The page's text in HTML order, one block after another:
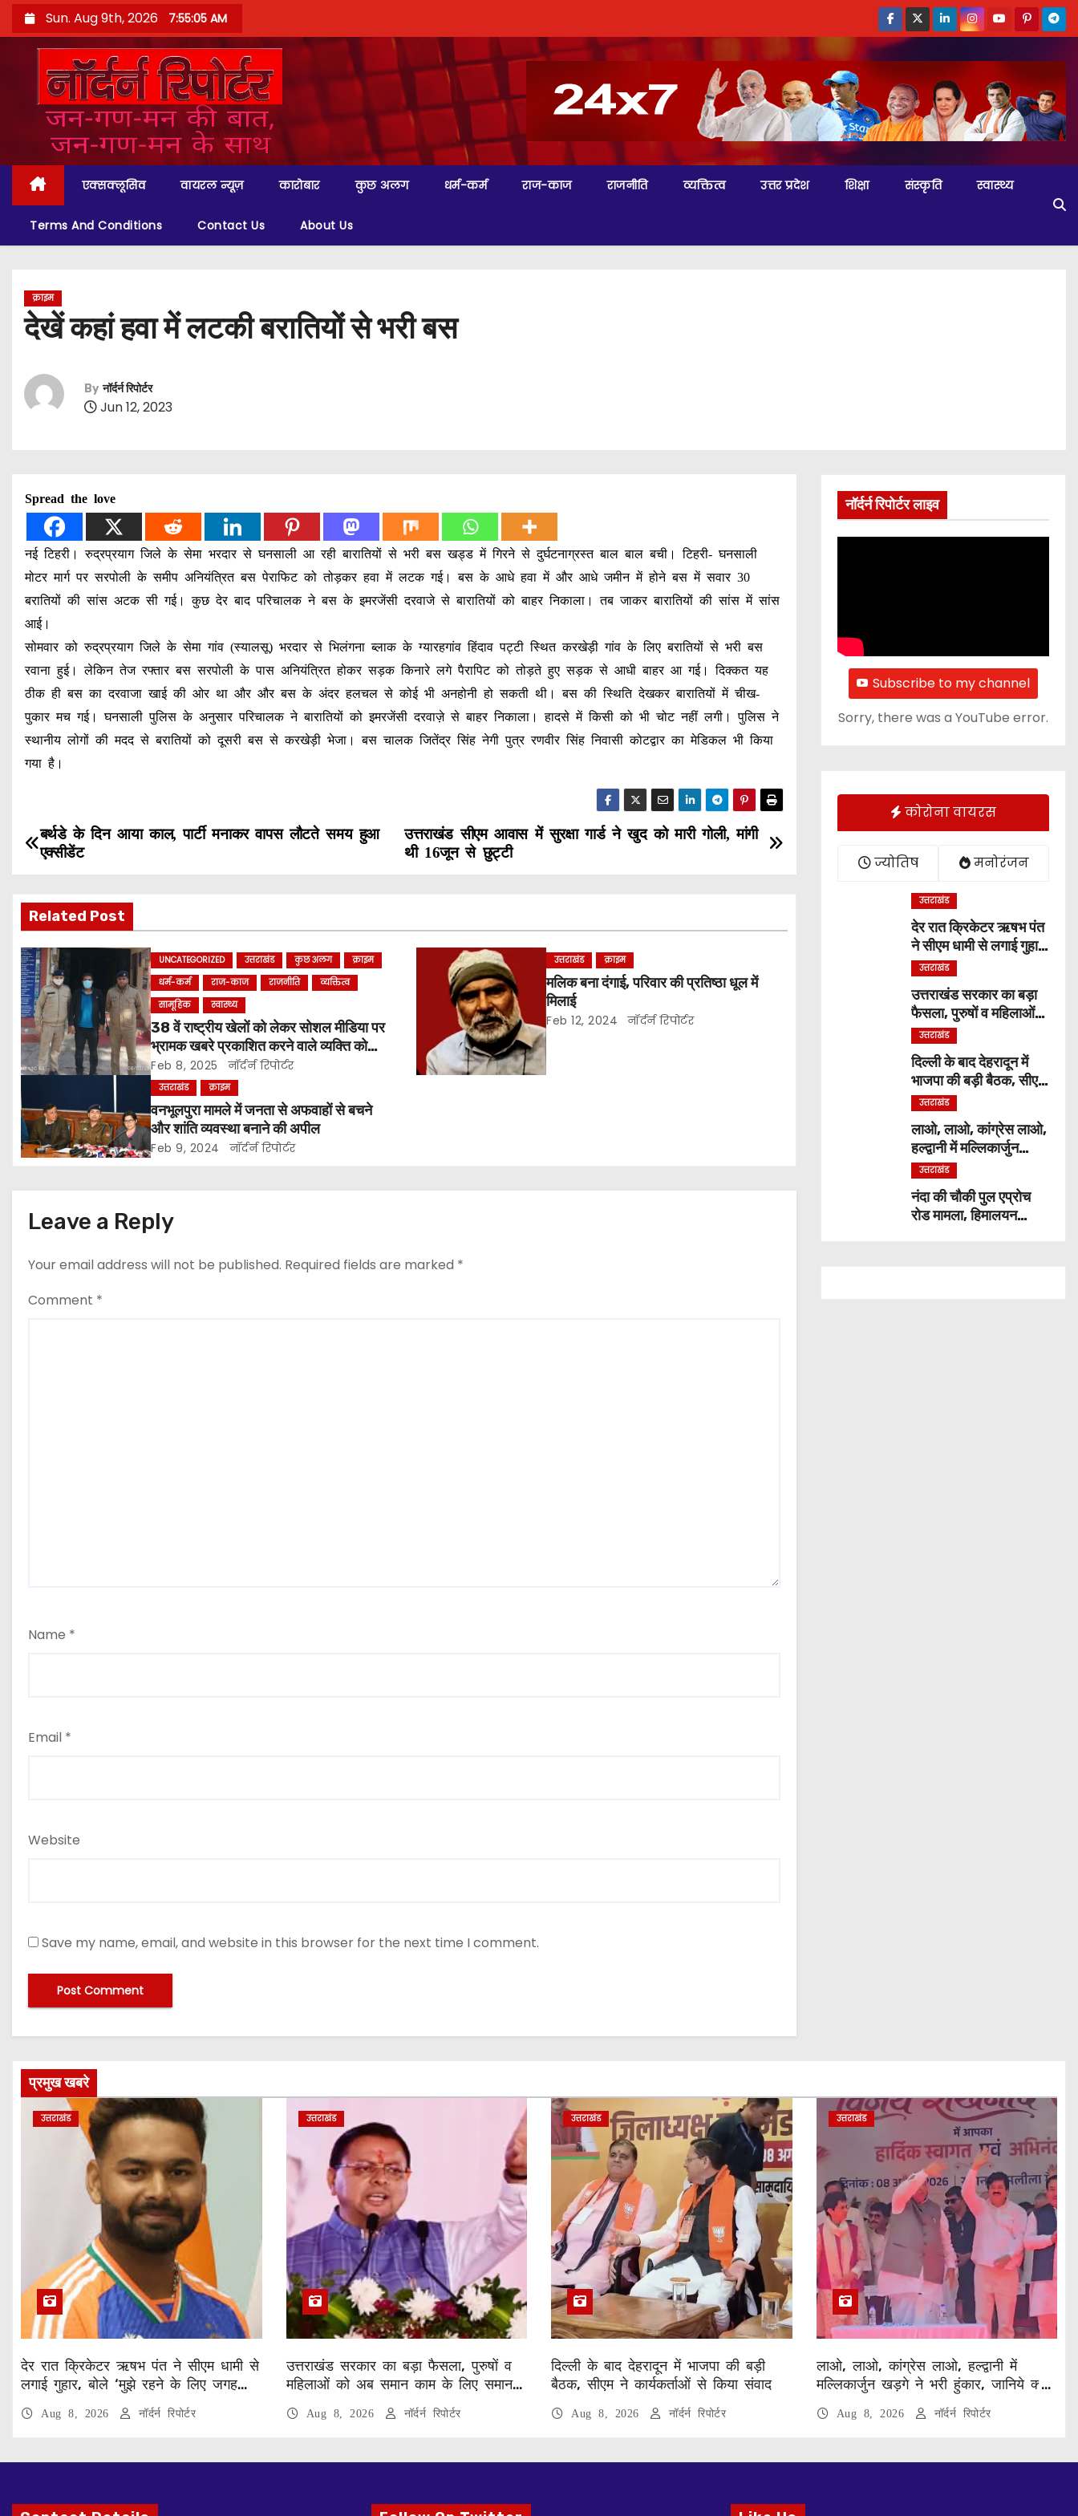
k
o
Sun. Aug 9th, 2026 7:55:06 AM
एक्सक्लूसिव वायरल न्यूज़ कारोबार कुछ अलग धर्म-कर्म राज-काज राजनीति व्यक्तित्व उत्तर प्रदेश शिक्षा संस्कृति स्वास्थ्य
Terms And Conditions Contact Us About Us
क्राइम
देखें कहां हवा में लटकी बरातियों से भरी बस
By नॉर्दर्न रिपोर्टर
Jun 12, 2023
Spread the love
नई टिहरी। रुद्रप्रयाग जिले के सेमा भरदार से घनसाली आ रही बारातियों से भरी बस खड्ड में गिरने से दुर्घटनाग्रस्त बाल बाल बची। टिहरी- घनसाली
मोटर मार्ग पर सरपोली के समीप अनियंत्रित बस पेराफिट को तोड़कर हवा में लटक गई। बस के आधे हवा में और आधे जमीन में होने बस में सवार 30
बरातियों की सांस अटक सी गई। कुछ देर बाद परिचालक ने बस के इमरजेंसी दरवाजे से बारातियों को बाहर निकाला। तब जाकर बारातियों की सांस में सांस
आई।
सोमवार को रुद्रप्रयाग जिले के सेमा गांव (स्यालसू) भरदार से भिलंगना ब्लाक के ग्यारहगांव हिंदाव पट्टी स्थित करखेड़ी गांव के लिए बरातियों से भरी बस
रवाना हुई। लेकिन तेज रफ्तार बस सरपोली के पास अनियंत्रित होकर सड़क किनारे लगे पैरापिट को तोड़ते हुए सड़क से आधी बाहर आ गई। दिक्कत यह
ठीक ही बस का दरवाजा खाई की ओर था और और बस के अंदर हलचल से कोई भी अनहोनी हो सकती थी। बस की स्थिति देखकर बारातियों में चीख-
पुकार मच गई। घनसाली पुलिस के अनुसार परिचालक ने बारातियों को इमरजेंसी दरवाज़े से बाहर निकाला। हादसे में किसी को भी चोट नहीं लगी। पुलिस ने
स्थानीय लोगों की मदद से बरातियों को दूसरी बस से करखेड़ी भेजा। बस चालक जितेंद्र सिंह नेगी पुत्र रणवीर सिंह निवासी कोटद्वार का मेडिकल भी किया
गया है।
P
s
t
n
a
v
i
g
a
i
n
उत्तराखंड सीएम आवास में सुरक्षा गार्ड ने खुद को मारी गोली, मांगी
थी 16जून से छुट्टी
बर्थडे के दिन आया काल, पार्टी मनाकर वापस लौटते समय हुआ
एक्सीडेंट
Related Post
UNCATEGORIZED उत्तराखंड कुछ अलग
क्राइम
धर्म-कर्म
राज-काज राजनीति
व्यक्तित्व
सामूहिक
स्वास्थ्य
38 वें राष्ट्रीय खेलों को लेकर सोशल मीडिया पर
भ्रामक खबरे प्रकाशित करने वाले व्यक्ति को
किया पुलिस ने गिरफ्तार ।
Feb 8, 2025 नॉर्दर्न रिपोर्टर
उत्तराखंड क्राइम
मलिक बना दंगाई, परिवार की प्रतिष्ठा धूल में
मिलाई
Feb 12, 2024 नॉर्दर्न रिपोर्टर
उत्तराखंड क्राइम
वनभूलपुरा मामले में जनता से अफवाहों से बचने
और शांति व्यवस्था बनाने की अपील
Feb 9, 2024 नॉर्दर्न रिपोर्टर
Leave a Reply
Your email address will not be published. Required fields are marked *
Comment *
Name *
Email *
Website
Save my name, email, and website in this browser for the next time I comment.
नॉर्दर्न रिपोर्टर लाइव
Subscribe to my channel
Sorry, there was a YouTube error.
कोरोना वायरस
ज्योतिष मनोरंजन
उत्तराखंड
देर रात क्रिकेटर ऋषभ पंत
ने सीएम धामी से लगाई गुहार,
बोले ‘मुझे रहने के लिए जगह
नहीं मिल रही’
उत्तराखंड
उत्तराखंड सरकार का बड़ा
फैसला, पुरुषों व महिलाओं
को अब समान काम के लिए
समान वेतन
उत्तराखंड
दिल्ली के बाद देहरादून में
भाजपा की बड़ी बैठक, सीएम
ने कार्यकर्ताओं से किया
संवाद
उत्तराखंड
लाओ, लाओ, कांग्रेस लाओ,
हल्द्वानी में मल्लिकार्जुन
खड़गे ने भरी हुंकार, जानिये
क्या कुछ कहा
उत्तराखंड
नंदा की चौकी पुल एप्रोच
रोड मामला, हिमालयन
प्रमुख खबरे
उत्तराखंड
देर रात क्रिकेटर ऋषभ पंत ने सीएम धामी से
लगाई गुहार, बोले ‘मुझे रहने के लिए जगह
Aug 8, 2026 नॉर्दर्न रिपोर्टर
उत्तराखंड
उत्तराखंड सरकार का बड़ा फैसला, पुरुषों व
महिलाओं को अब समान काम के लिए समान
Aug 8, 2026 नॉर्दर्न रिपोर्टर
उत्तराखंड
दिल्ली के बाद देहरादून में भाजपा की बड़ी
बैठक, सीएम ने कार्यकर्ताओं से किया संवाद
Aug 8, 2026 नॉर्दर्न रिपोर्टर
उत्तराखंड
लाओ, लाओ, कांग्रेस लाओ, हल्द्वानी में
मल्लिकार्जुन खड़गे ने भरी हुंकार, जानिये क्या
Aug 8, 2026 नॉर्दर्न रिपोर्टर